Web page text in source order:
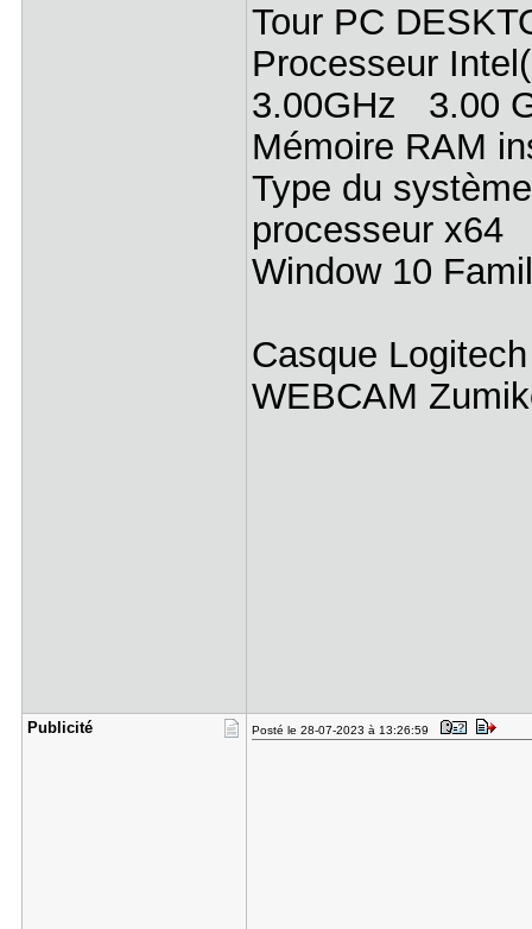
Tour PC
Processeur
3.00GHz 3.00
Mémoire RAM
Type du
processeur x64
Window 10
Casque
WEBCAM
Publicité Posté le 28-07-2023 à 13:26:59